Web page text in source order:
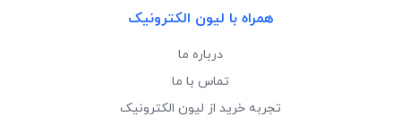
همراه با لیون الکترونیک
درباره ما
تماس با ما
تجربه خرید از لیون الکترونیک